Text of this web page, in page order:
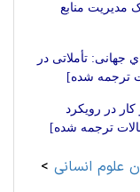
مدیریت منابع
جهانی: تأملاتی در
ترجمه شده]
در رویکرد
ترجمه شده]
علوم انسانی >